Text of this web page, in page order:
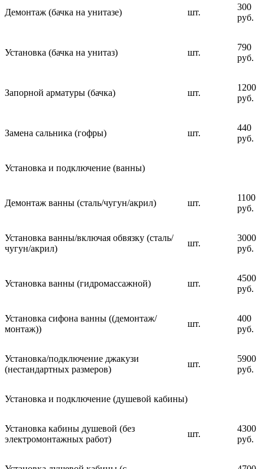
Демонтаж (бачка на унитазе) шт.
300
руб.
Установка (бачка на унитаз) шт.
790
руб.
Запорной арматуры (бачка) шт.
1200
руб.
Замена сальника (гофры) шт.
440
руб.
Установка и подключение (ванны)
Демонтаж ванны (сталь/чугун/акрил) шт.
1100
руб.
Установка ванны/включая обвязку (сталь/
чугун/акрил)
шт.
3000
руб.
Установка ванны (гидромассажной) шт.
4500
руб.
Установка сифона ванны ((демонтаж/
монтаж))
шт.
400
руб.
Установка/подключение джакузи
(нестандартных размеров)
шт.
5900
руб.
Установка и подключение (душевой кабины)
Установка кабины душевой (без
электромонтажных работ)
шт.
4300
руб.